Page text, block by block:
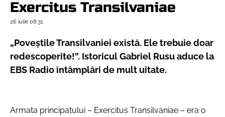
Exercitus Transilvaniae
26 iulie 08:31
„Poveștile Transilvaniei există. Ele trebuie doar
redescoperite!”. Istoricul Gabriel Rusu aduce la
EBS Radio întâmplări de mult uitate.
Armata principatului – Exercitus Transilvaniae – era o